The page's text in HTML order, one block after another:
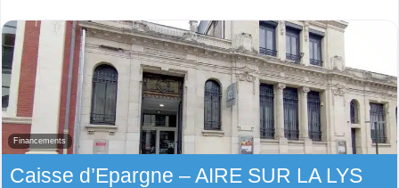
Financements
Caisse d’Epargne – AIRE SUR LA LYS